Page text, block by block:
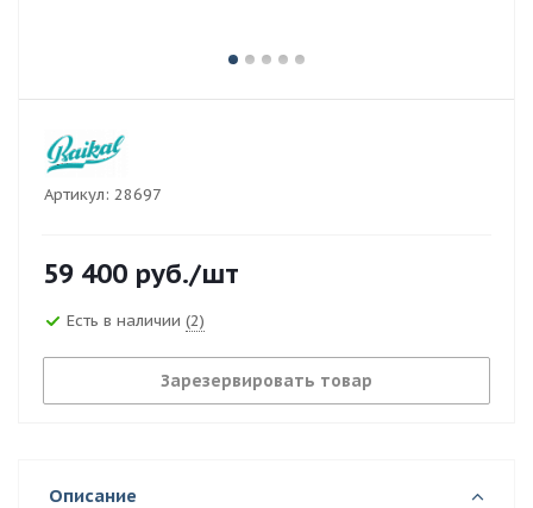
Артикул: 28697
59 400 руб./шт
Есть в наличии (2)
Зарезервировать товар
Описание